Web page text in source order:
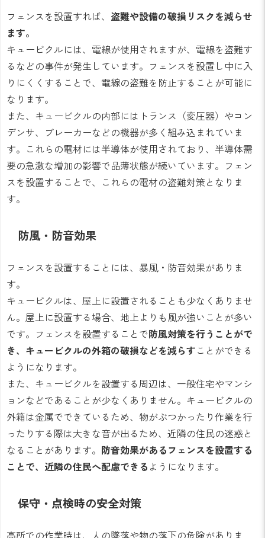
フェンスを設置すれば、 盗難や設備の破損リスクを減らせ
ます。
キュービクルには、電線が使用されますが、電線を盗難す
るなどの事件が発生しています。フェンスを設置し中に入
りにくくすることで、電線の盗難を防止することが可能に
なります。
また、キュービクルの内部にはトランス（変圧器）やコン
デンサ、ブレーカーなどの機器が多く組み込まれていま
す。これらの電材には半導体が使用されており、半導体需
要の急激な増加の影響で品薄状態が続いています。フェン
スを設置することで、これらの電材の盗難対策となりま
す。
防風・防音効果
フェンスを設置することには、暴風・防音効果がありま
す。
キュービクルは、屋上に設置されることも少なくありませ
ん。屋上に設置する場合、地上よりも風が強いことが多い
です。フェンスを設置することで防風対策を行うことがで
き、キュービクルの外箱の破損などを減らすことができる
ようになります。
また、キュービクルを設置する周辺は、一般住宅やマンシ
ョンなどであることが少なくありません。キュービクルの
外箱は金属でできているため、物がぶつかったり作業を行
ったりする際は大きな音が出るため、近隣の住民の迷惑と
なることがあります。 防音効果があるフェンスを設置する
ことで、近隣の住民へ配慮できる ようになります。
保守・点検時の安全対策
高所での作業時は、人の墜落や物の落下の危険がありま